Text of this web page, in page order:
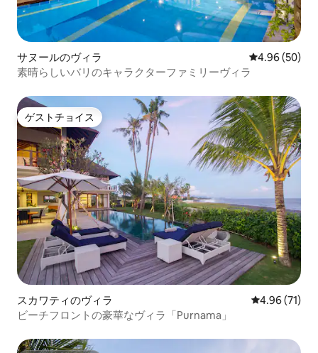
サヌールのヴィラ レビュー50
4.96 (50)
素晴らしいバリのキャラクターファミリーヴィラ
ゲストチョイス
ゲストチョイス
スカワティのヴィラ レビュー71
4.96 (71)
ビーチフロントの豪華なヴィラ「Purnama」